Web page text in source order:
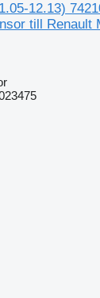
12.13)
till Renault